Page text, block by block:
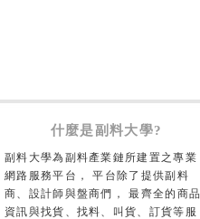
什麼是副料大學?
副料大學為副料產業鏈所建置之專業
網路服務平台， 平台除了提供副料
商、設計師與盤商們， 最齊全的商品
資訊與找貨、找料、叫貨、訂貨等服